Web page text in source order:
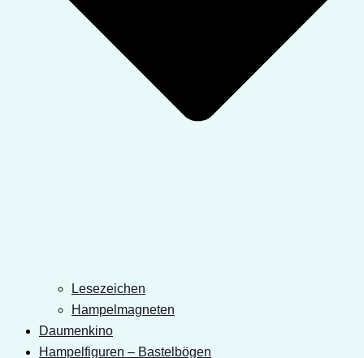
Lesezeichen
Hampelmagneten
Daumenkino
Hampelfiguren – Bastelbögen